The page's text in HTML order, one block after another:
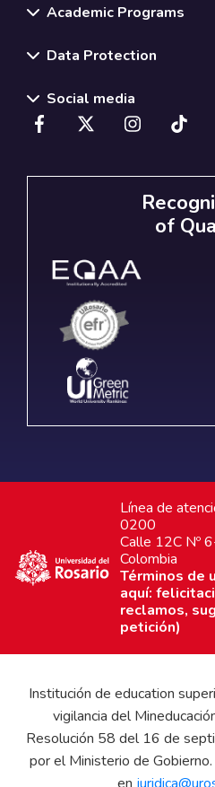
Academic Programs
Data Protection
Social media
of
Línea de
0200
Calle 12C Nº
Colombia
Términos de
aquí:
reclamos,
petición)
Institución de education
vigilancia del
Resolución 58 del 16 de
por el Ministerio de